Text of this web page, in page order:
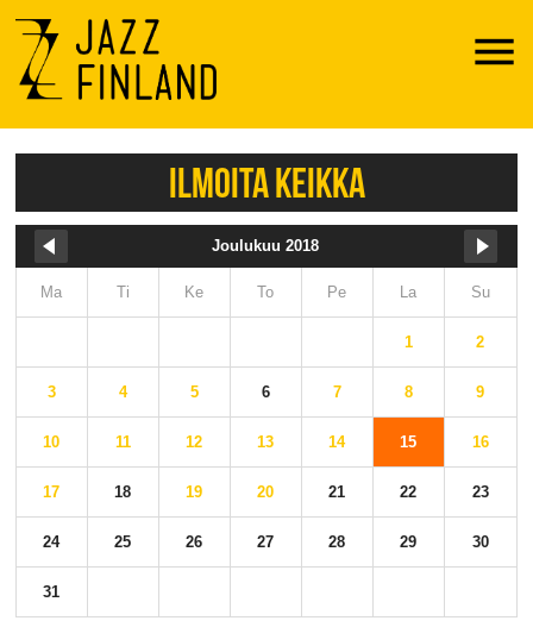
Menu
ILMOITA KEIKKA
Joulukuu 2018
Ma Ti Ke To Pe La Su
1 2
3 4 5 6 7 8 9
10 11 12 13 14 15 16
17 18 19 20 21 22 23
24 25 26 27 28 29 30
31